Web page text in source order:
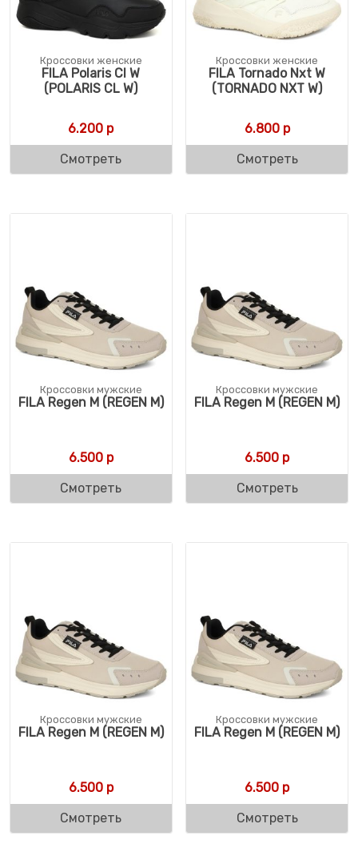
Кроссовки женские
FILA Polaris Cl W
(POLARIS CL W)
6.200 р
Смотреть
Кроссовки женские
FILA Tornado Nxt W
(TORNADO NXT W)
6.800р
Смотреть
Кроссовки мужские
FILA Regen M (REGEN M)
6.500р
Смотреть
Кроссовки мужские
FILA Regen M (REGEN M)
6.500 р
Смотреть
Кроссовки мужские
FILA Regen M (REGEN M)
6.500р
Смотреть
Кроссовки мужские
FILA Regen M (REGEN M)
6.500 р
Смотреть